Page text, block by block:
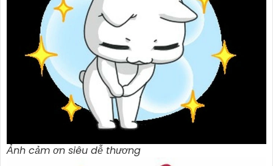
Ảnh cảm ơn siêu dễ thương